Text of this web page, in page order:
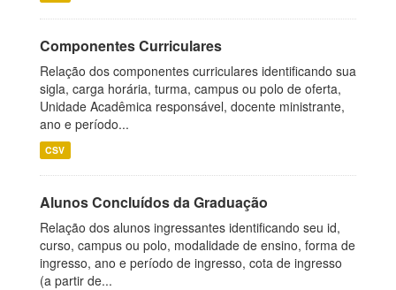
Componentes Curriculares
Relação dos componentes curriculares identificando sua
sigla, carga horária, turma, campus ou polo de oferta,
Unidade Acadêmica responsável, docente ministrante,
ano e período...
CSV
Alunos Concluídos da Graduação
Relação dos alunos ingressantes identificando seu id,
curso, campus ou polo, modalidade de ensino, forma de
ingresso, ano e período de ingresso, cota de ingresso
(a partir de...